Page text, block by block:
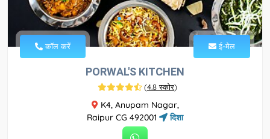
कॉल करें ई-मेल
PORWAL'S KITCHEN
(4.8 स्कोर)
K4, Anupam Nagar,
Raipur CG 492001
दिशा